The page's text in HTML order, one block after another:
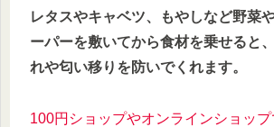
レタスやキャベツ、もやしなど野菜
ーパーを敷いてから食材を乗せると
れや匂い移りを防いでくれます。
100円ショップやオンラインショッ